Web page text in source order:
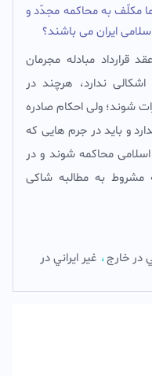
ما مکلّف به محاکمه مجدّد و
ایران مى باشند؟
قرارداد مبادله مجرمان
ندارد، هرچند در
شوند؛ ولى احکام صادره
و باید در جرم هایی که
محاکمه شوند و در
مشروط به مطالبه شاکى
در خارج
غير ايراني در